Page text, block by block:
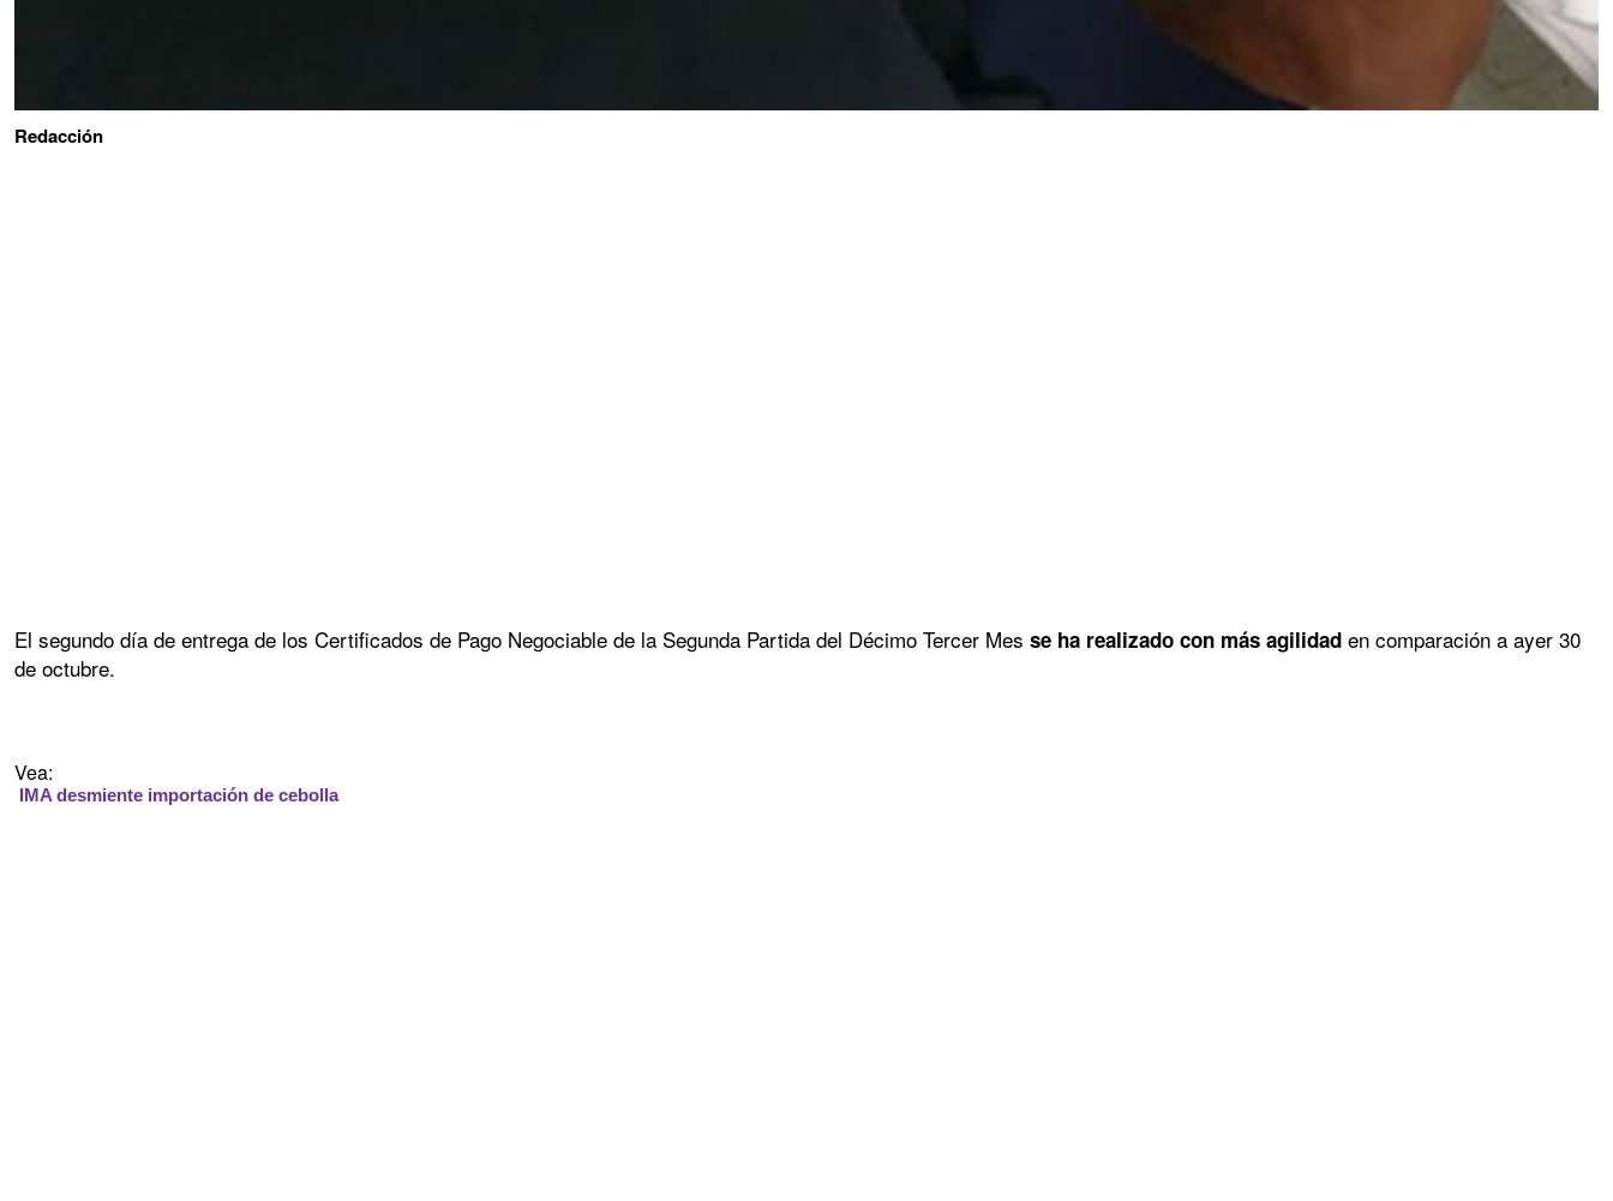
Redacción
El segundo día de entrega de los Certificados de Pago Negociable de la Segunda Partida del Décimo Tercer Mes se ha realizado con más agilidad en comparación a ayer 30
de octubre.
Vea:
IMA desmiente importación de cebolla